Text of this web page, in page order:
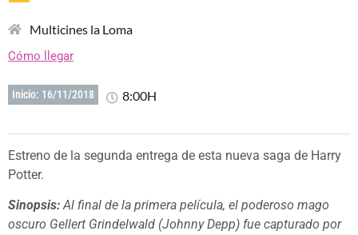
Multicines la Loma
Cómo llegar
Inicio: 16/11/2018 8:00H
Estreno de la segunda entrega de esta nueva saga de Harry
Potter.
Sinopsis:Al final de la primera película, el poderoso mago
oscuro Gellert Grindelwald (Johnny Depp) fue capturado por